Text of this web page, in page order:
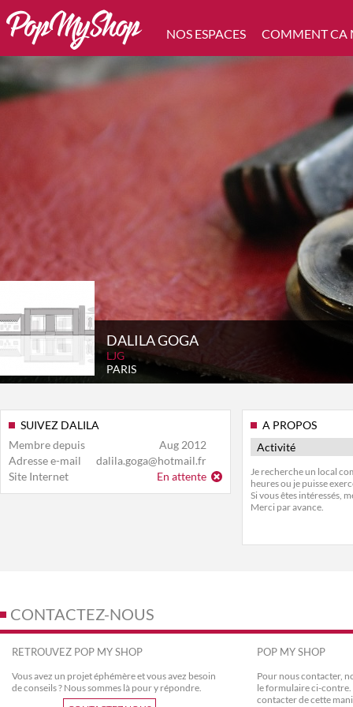
NOS ESPACES COMMENT CA
DALILA GOGA
LJG
PARIS
SUIVEZ DALILA
Membre depuis
Aug 2012
Adresse e-mail
dalila.goga@hotmail.fr
Site Internet
En attente
A PROPOS
Activité
Je recherche un local
heures ou je puisse
Si vous êtes intéressés,
Merci par avance.
CONTACTEZ-NOUS
RETROUVEZ POP MY SHOP
Vous avez un projet éphémère et vous avez besoin
de conseils ? Nous sommes là pour y répondre.
POP MY SHOP
Pour nous contacter,
le formulaire ci-contre.
contacter de cette